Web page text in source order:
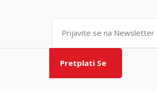
Pretplati Se